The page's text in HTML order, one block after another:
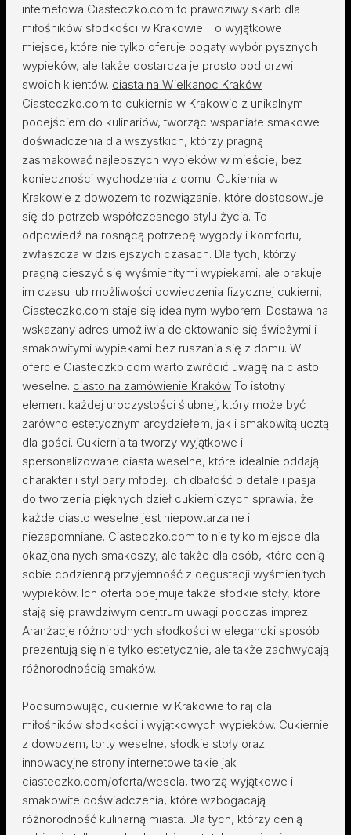
internetowa Ciasteczko.com to prawdziwy skarb dla
miłośników słodkości w Krakowie. To wyjątkowe
miejsce, które nie tylko oferuje bogaty wybór pysznych
wypieków, ale także dostarcza je prosto pod drzwi
swoich klientów. ciasta na Wielkanoc Kraków
Ciasteczko.com to cukiernia w Krakowie z unikalnym
podejściem do kulinariów, tworząc wspaniałe smakowe
doświadczenia dla wszystkich, którzy pragną
zasmakować najlepszych wypieków w mieście, bez
konieczności wychodzenia z domu. Cukiernia w
Krakowie z dowozem to rozwiązanie, które dostosowuje
się do potrzeb współczesnego stylu życia. To
odpowiedź na rosnącą potrzebę wygody i komfortu,
zwłaszcza w dzisiejszych czasach. Dla tych, którzy
pragną cieszyć się wyśmienitymi wypiekami, ale brakuje
im czasu lub możliwości odwiedzenia fizycznej cukierni,
Ciasteczko.com staje się idealnym wyborem. Dostawa na
wskazany adres umożliwia delektowanie się świeżymi i
smakowitymi wypiekami bez ruszania się z domu. W
ofercie Ciasteczko.com warto zwrócić uwagę na ciasto
weselne. ciasto na zamówienie Kraków To istotny
element każdej uroczystości ślubnej, który może być
zarówno estetycznym arcydziełem, jak i smakowitą ucztą
dla gości. Cukiernia ta tworzy wyjątkowe i
spersonalizowane ciasta weselne, które idealnie oddają
charakter i styl pary młodej. Ich dbałość o detale i pasja
do tworzenia pięknych dzieł cukierniczych sprawia, że
każde ciasto weselne jest niepowtarzalne i
niezapomniane. Ciasteczko.com to nie tylko miejsce dla
okazjonalnych smakoszy, ale także dla osób, które cenią
sobie codzienną przyjemność z degustacji wyśmienitych
wypieków. Ich oferta obejmuje także słodkie stoły, które
stają się prawdziwym centrum uwagi podczas imprez.
Aranżacje różnorodnych słodkości w elegancki sposób
prezentują się nie tylko estetycznie, ale także zachwycają
różnorodnością smaków.
Podsumowując, cukiernie w Krakowie to raj dla
miłośników słodkości i wyjątkowych wypieków. Cukiernie
z dowozem, torty weselne, słodkie stoły oraz
innowacyjne strony internetowe takie jak
ciasteczko.com/oferta/wesela, tworzą wyjątkowe i
smakowite doświadczenia, które wzbogacają
różnorodność kulinarną miasta. Dla tych, którzy cenią